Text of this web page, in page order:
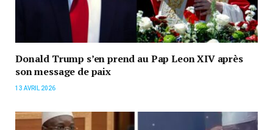
Donald Trump s’en prend au Pap Leon XIV après
son message de paix
13 AVRIL 2026